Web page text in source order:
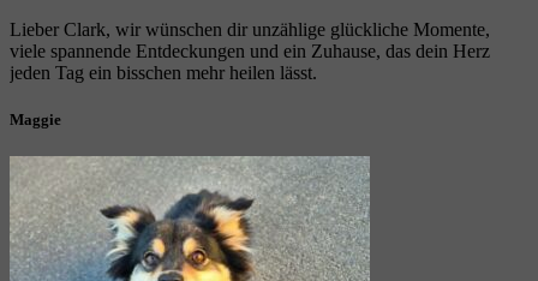
Lieber Clark, wir wünschen dir unzählige glückliche Momente,
viele spannende Entdeckungen und ein Zuhause, das dein Herz
jeden Tag ein bisschen mehr heilen lässt.
Maggie